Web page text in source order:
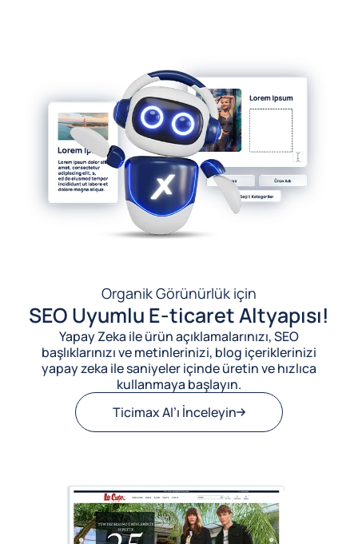
Organik Görünürlük için
SEO Uyumlu E-ticaret Altyapısı!
Yapay Zeka ile ürün açıklamalarınızı, SEO
başlıklarınızı ve metinlerinizi, blog içeriklerinizi
yapay zeka ile saniyeler içinde üretin ve hızlıca
kullanmaya başlayın.
Ticimax AI’ı İnceleyin